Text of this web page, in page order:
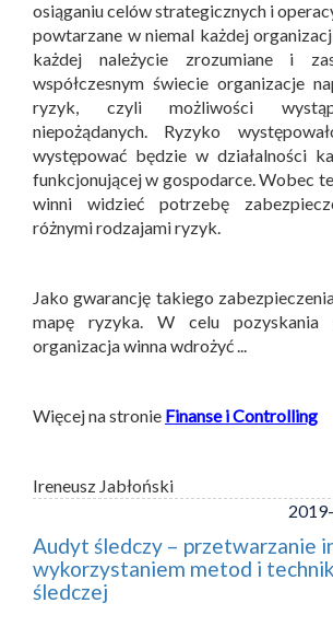
osiąganiu celów strategicznych i
powtarzane w niemal każdej
każdej należycie zrozumiane i
współczesnym świecie organizacje
ryzyk, czyli możliwości
niepożądanych. Ryzyko
występować będzie w działalności
funkcjonującej w gospodarce. Wobec
winni widzieć potrzebę
różnymi rodzajami ryzyk.
Jako gwarancję takiego
mapę ryzyka. W celu pozyskania
organizacja winna wdrożyć ...
Więcej na stronie Finanse i Controlling
Ireneusz Jabłoński
Audyt śledczy – przetwarzanie
wykorzystaniem metod i
śledczej